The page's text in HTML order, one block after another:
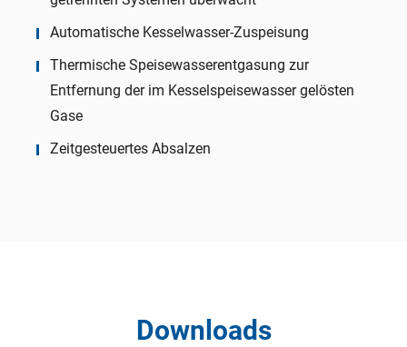
Automatische Kesselwasser-Zuspeisung
Thermische Speisewasserentgasung zur
Entfernung der im Kesselspeisewasser gelösten
Gase
Zeitgesteuertes Absalzen
Downloads